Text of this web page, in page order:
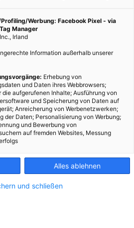
Werbung: Facebook Pixel - via
Manager
Irland
Information außerhalb unserer
Erhebung von
und Daten ihres Webbrowsers;
die aufgerufenen Inhalte; Ausführung von
und Speicherung von Daten auf
Anreicherung von Werbenetzwerken;
der Daten; Personalisierung von Werbung;
und Bewerbung von
auf fremden Websites, Messung
Alles ablehnen
und schließen